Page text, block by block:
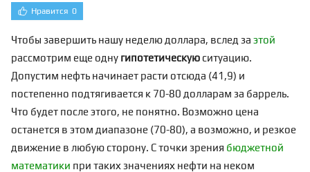
Нравится 0
Чтобы завершить нашу неделю доллара, вслед за этой
рассмотрим еще одну гипотетическую ситуацию.
Допустим нефть начинает расти отсюда (41,9) и
постепенно подтягивается к 70-80 долларам за баррель.
Что будет после этого, не понятно. Возможно цена
останется в этом диапазоне (70-80), а возможно, и резкое
движение в любую сторону. С точки зрения бюджетной
математики при таких значениях нефти на неком